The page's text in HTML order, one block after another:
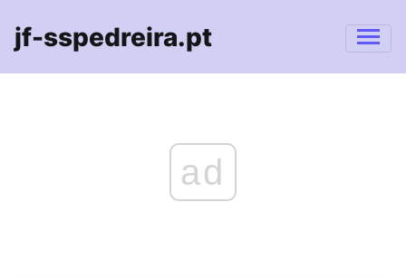
jf-sspedreira.pt
ad